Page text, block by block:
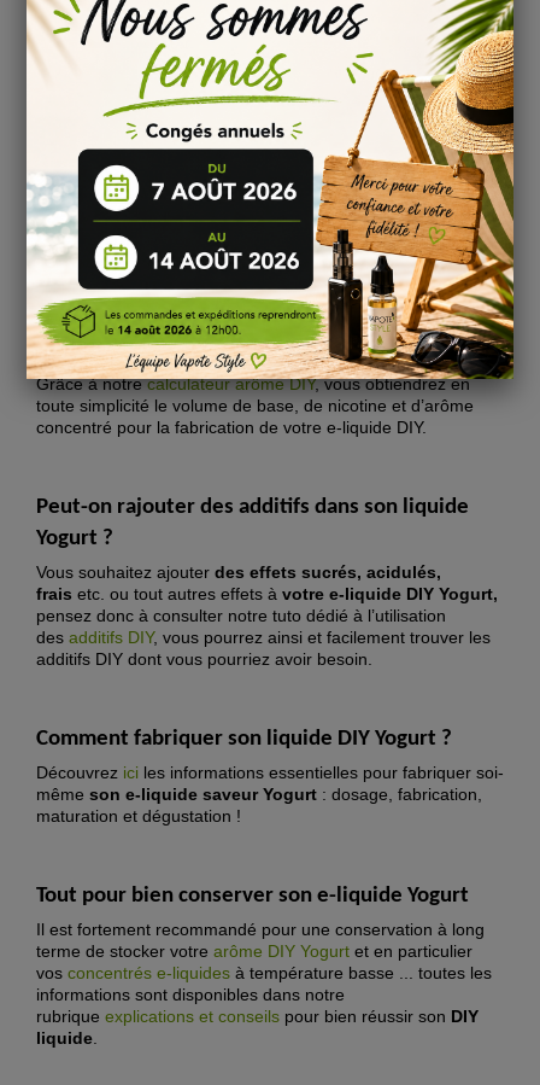
Pourl’arôme saveur Yogurtle temps de repos
recommandé est de
30 jours!
Nous vous conseillons de laisser reposervotre liquide DIY
pour profiter pleinementdes saveurs de chaque
Pour en savoir plus, consulter notre page sur
maturation d’un e-liquide DIY !
Dosage (PG/VG) pour la base neutre ou nicotinée :
Base 70/30 : 13 %
Base 50/50 :
15 %
Base 30/70 :17 %
Base 100% VG :20 %
Grâce à notrecalculateur arôme DIY, vous obtiendrez en
toute simplicité le volume de base, de nicotine et d’arôme
concentré pour la fabrication de votre e-liquide DIY.
Peut-on rajouter des additifs dans son liquide
Yogurt ?
Vous souhaitez ajouter des effets sucrés, acidulés,
frais etc. ou tout autres effets à votre e-liquide DIY Yogurt,
pensez donc à consulter notre tuto dédié à l’utilisation
des additifs DIY, vous pourrez ainsi et facilement trouver les
additifs DIY dont vous pourriez avoir besoin.
Comment fabriquer son liquide DIY Yogurt ?
Découvrez ici les informations essentielles pour fabriquer soi-
même son e-liquide saveur Yogurt : dosage, fabrication,
maturation et dégustation !
Tout pour bien conserver son e-liquide Yogurt
Il est fortement recommandé pour une conservation à long
terme de stocker votre arôme DIY Yogurt et en particulier
vos concentrés e-liquides à température basse ... toutes les
informations sont disponibles dans notre
rubrique explications et conseils pour bien réussir son DIY
liquide.